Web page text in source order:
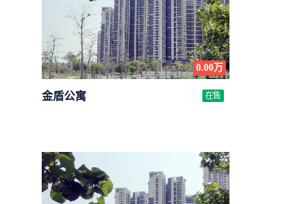
0.00万
金盾公寓 在售